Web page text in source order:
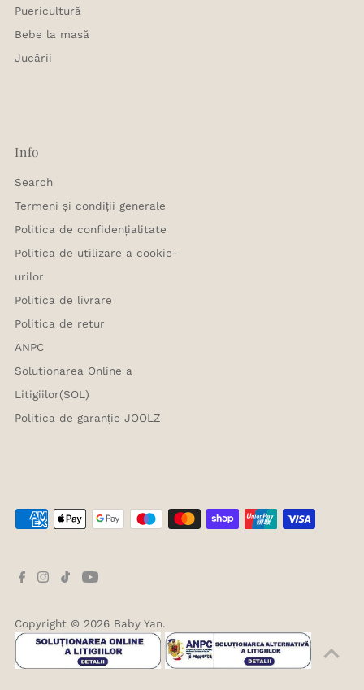
Puericultură
Bebe la masă
Jucării
Info
Search
Termeni și condiții generale
Politica de confidențialitate
Politica de utilizare a cookie-
urilor
Politica de livrare
Politica de retur
ANPC
Solutionarea Online a
Litigiilor(SOL)
Politica de garanție JOOLZ
Copyright © 2026 Baby Yan.